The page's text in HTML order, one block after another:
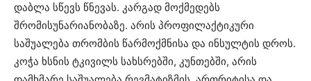
დაბლა სწევს წნევას. კარგად მოქმედებს
შრომისუნარიანობაზე. არის პროფილაქტიკური
საშუალება თრომბის წარმოქმნისა და ინსულტის დროს.
კოჭა ხსნის ტკივილს სახსრებში, კუნთებში, არის